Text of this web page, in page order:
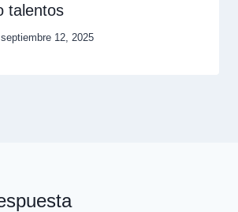
talentos
septiembre 12, 2025